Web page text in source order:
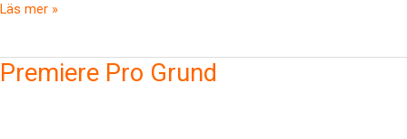
Läs mer »
Premiere Pro Grund
Premiere